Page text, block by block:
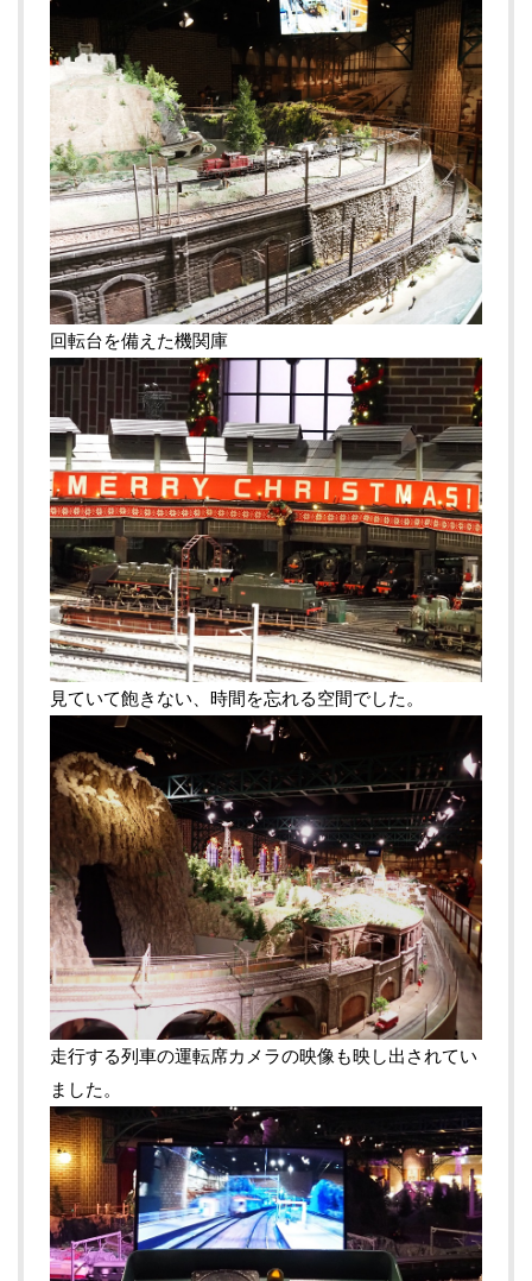
回転台を備えた機関庫
見ていて飽きない、時間を忘れる空間でした。
走行する列車の運転席カメラの映像も映し出されてい
ました。